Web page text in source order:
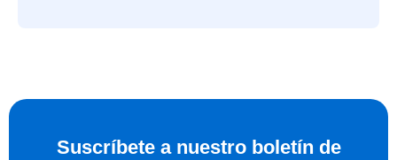
Suscríbete a nuestro boletín de